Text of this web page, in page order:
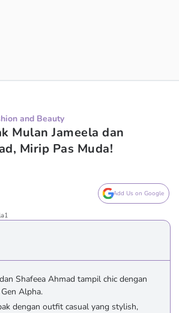
and Beauty
Mulan Jameela dan
Mirip Pas Muda!
Add Us on Google
Shafeea Ahmad tampil chic dengan
Alpha.
dengan outfit casual yang stylish,